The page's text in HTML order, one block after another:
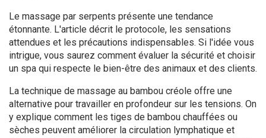
Le massage par serpents présente une tendance
étonnante. L'article décrit le protocole, les sensations
attendues et les précautions indispensables. Si l'idée vous
intrigue, vous saurez comment évaluer la sécurité et choisir
un spa qui respecte le bien-être des animaux et des clients.
La technique de massage au bambou créole offre une
alternative pour travailler en profondeur sur les tensions. On
y explique comment les tiges de bambou chauffées ou
sèches peuvent améliorer la circulation lymphatique et